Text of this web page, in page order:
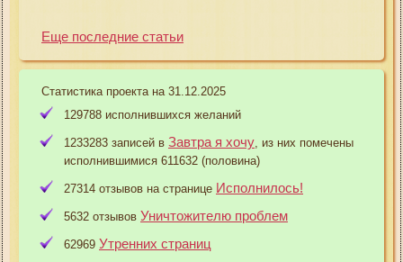
Еще последние статьи
Статистика проекта на 31.12.2025
129788 исполнившихся желаний
1233283 записей в Завтра я хочу , из них помечены
исполнившимися 611632 (половина)
27314 отзывов на странице Исполнилось!
5632 отзывов Уничтожителю проблем
62969 Утренних страниц